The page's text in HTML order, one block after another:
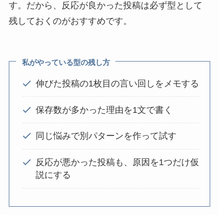
す。だから、反応が良かった投稿は必ず型として
残しておくのがおすすめです。
私がやっている型の残し方
伸びた投稿の1枚目の言い回しをメモする
保存数が多かった理由を1文で書く
同じ悩みで別パターンを作って試す
反応が悪かった投稿も、原因を1つだけ仮
説にする